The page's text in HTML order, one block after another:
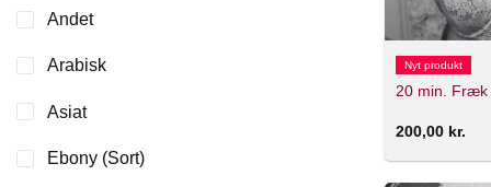
Andet
Arabisk
Asiat
Ebony (Sort)
Nyt produkt
20 min. Fræk
200,00 kr.